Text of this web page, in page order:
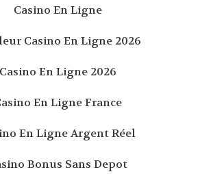
Casino En Ligne
Casino En Ligne 2026
Casino En Ligne 2026
En Ligne France
En Ligne Argent Réel
Bonus Sans Depot